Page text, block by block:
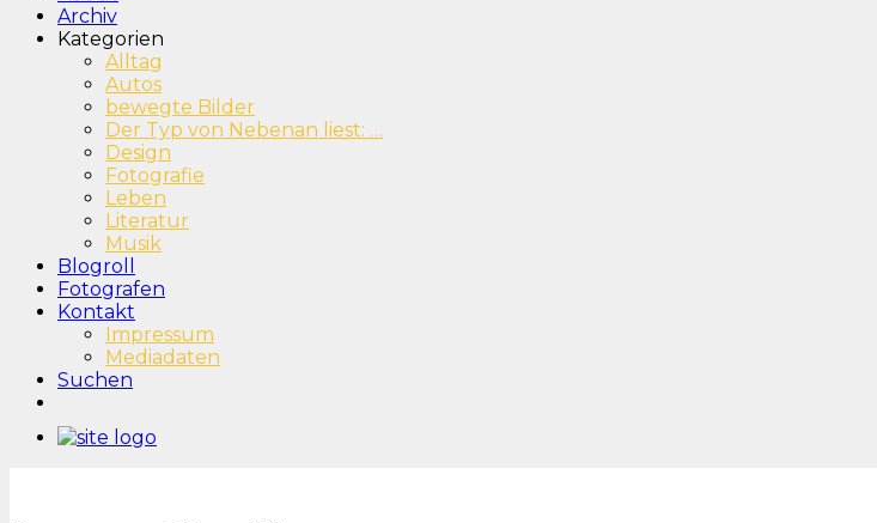
Archiv
Kategorien
Alltag
Autos
bewegte Bilder
Der Typ von Nebenan liest: …
Design
Fotografie
Leben
Literatur
Musik
Blogroll
Fotografen
Kontakt
Impressum
Mediadaten
Suchen